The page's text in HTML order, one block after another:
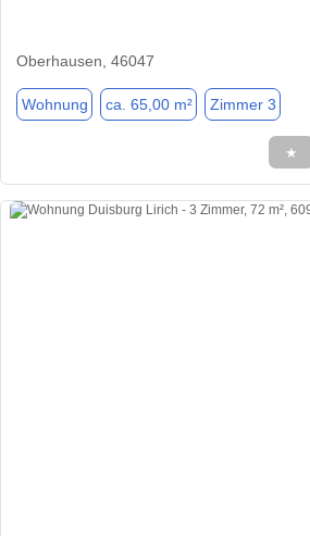
Oberhausen, 46047
Wohnung ca. 65,00 m² Zimmer 3
★